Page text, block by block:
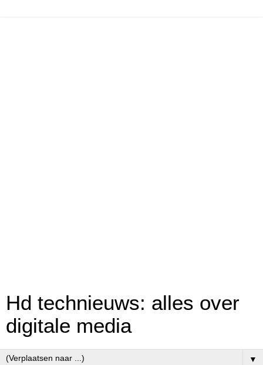
Hd technieuws: alles over
digitale media
▼